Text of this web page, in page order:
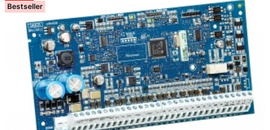
Bestseller